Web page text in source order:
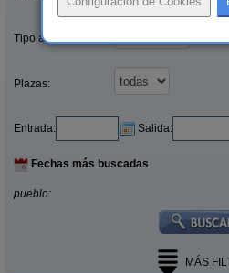
Tipo alquiler:
Plazas:
Entrada: Salida:
Fechas más buscadas
pueblo:
MÁS